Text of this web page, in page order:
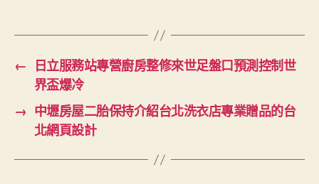
← 日立服務站專營廚房整修來世足盤口預測控制世
界盃爆冷
→ 中壢房屋二胎保持介紹台北洗衣店專業贈品的台
北網頁設計